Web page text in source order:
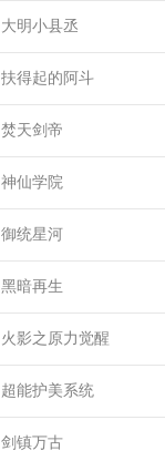
大明小县丞
扶得起的阿斗
焚天剑帝
神仙学院
御统星河
黑暗再生
火影之原力觉醒
超能护美系统
剑镇万古